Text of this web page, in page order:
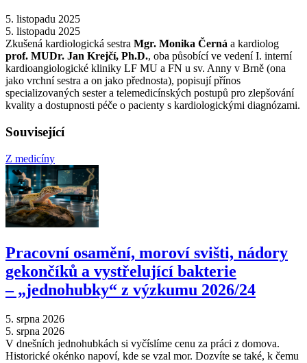
5. listopadu 2025
5. listopadu 2025
Zkušená kardiologická sestra Mgr. Monika Černá a kardiolog
prof. MUDr. Jan Krejčí, Ph.D., oba působící ve vedení I. interní
kardioangiologické kliniky LF MU a FN u sv. Anny v Brně (ona
jako vrchní sestra a on jako přednosta), popisují přínos
specializovaných sester a telemedicínských postupů pro zlepšování
kvality a dostupnosti péče o pacienty s kardiologickými diagnózami.
Související
Z medicíny
Pracovní osamění, moroví svišti, nádory
gekončíků a vystřelující bakterie
–⁠ „jednohubky“ z výzkumu 2026/24
5. srpna 2026
5. srpna 2026
V dnešních jednohubkách si vyčíslíme cenu za práci z domova.
Historické okénko napoví, kde se vzal mor. Dozvíte se také, k čemu